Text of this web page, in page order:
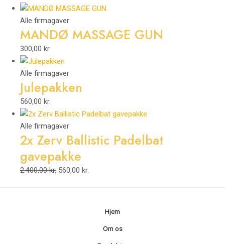
Alle firmagaver
MANDØ MASSAGE GUN
300,00 kr.
Alle firmagaver
Julepakken
560,00 kr.
Alle firmagaver
2x Zerv Ballistic Padelbat
gavepakke
2.400,00kr. 560,00 kr.
Hjem
Om os